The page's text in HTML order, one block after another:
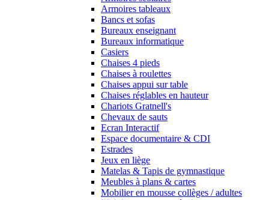
Armoires tableaux
Bancs et sofas
Bureaux enseignant
Bureaux informatique
Casiers
Chaises 4 pieds
Chaises à roulettes
Chaises appui sur table
Chaises réglables en hauteur
Chariots Gratnell's
Chevaux de sauts
Ecran Interactif
Espace documentaire & CDI
Estrades
Jeux en liège
Matelas & Tapis de gymnastique
Meubles à plans & cartes
Mobilier en mousse collèges / adultes